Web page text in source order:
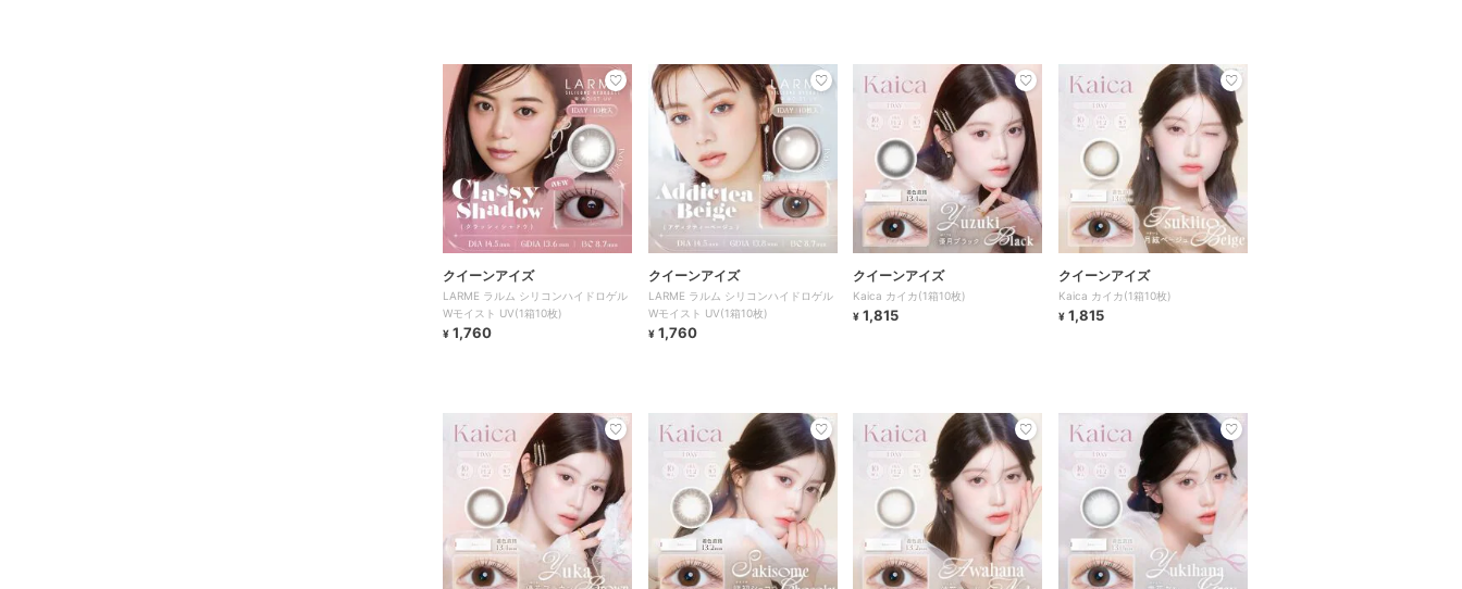
クイーンアイズ
LARME ラルム シリコンハイドロゲル
Wモイスト UV(1箱10枚)
¥ 1,760
クイーンアイズ
LARME ラルム シリコンハイドロゲル
Wモイスト UV(1箱10枚)
¥ 1,760
クイーンアイズ
Kaica カイカ(1箱10枚)
¥ 1,815
クイーンアイズ
Kaica カイカ(1箱10枚)
¥ 1,815